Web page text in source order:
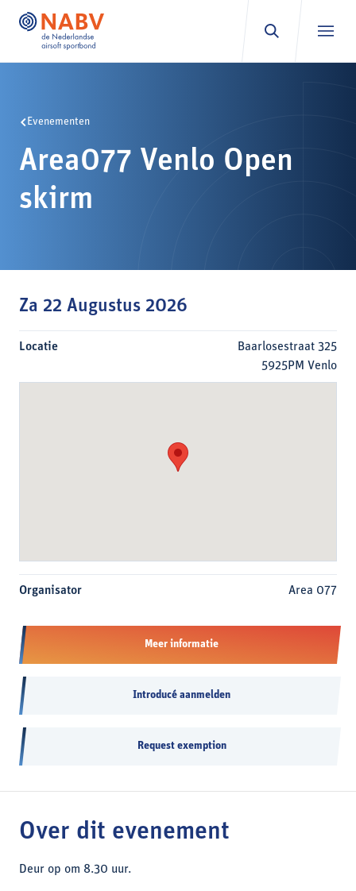
Evenementen
Area077 Venlo Open
skirm
Za 22 Augustus 2026
Locatie
Baarlosestraat 325
5925PM Venlo
Organisator Area 077
Meer informatie
Introducé aanmelden
Request exemption
Over dit evenement
Deur op om 8.30 uur.